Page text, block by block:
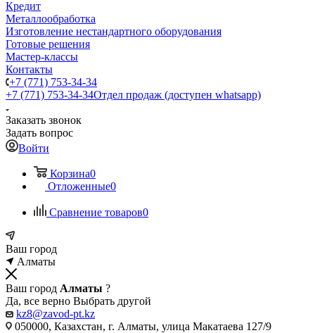
Кредит
Металлообработка
Изготовление нестандартного оборудования
Готовые решения
Мастер-классы
Контакты
+7 (771) 753-34-34
+7 (771) 753-34-34Отдел продаж (доступен whatsapp)
Заказать звонок
Задать вопрос
Войти
Корзина0
Отложенные0
Сравнение товаров0
Ваш город
Алматы
Ваш город Алматы ?
Да, все верно Выбрать другой
kz8@zavod-pt.kz
050000, Казахстан, г. Алматы, улица Макатаева 127/9